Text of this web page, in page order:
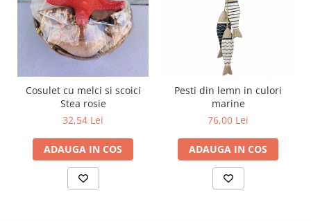
Cosulet cu melci si scoici
Stea rosie
32,54 Lei
ADAUGA IN COS
Pesti din lemn in culori
marine
76,00 Lei
ADAUGA IN COS